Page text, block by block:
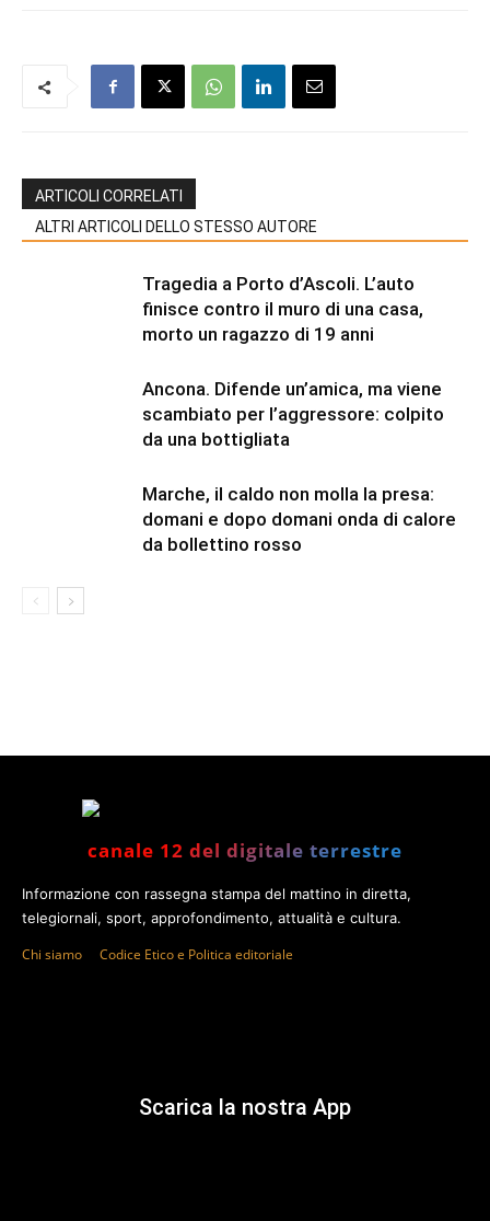
ARTICOLI CORRELATI
ALTRI ARTICOLI DELLO STESSO AUTORE
Tragedia a Porto d’Ascoli. L’auto
finisce contro il muro di una casa,
morto un ragazzo di 19 anni
Ancona. Difende un’amica, ma viene
scambiato per l’aggressore: colpito
da una bottigliata
Marche, il caldo non molla la presa:
domani e dopo domani onda di calore
da bollettino rosso
canale 12 del digitale terrestre
Informazione con rassegna stampa del mattino in diretta,
telegiornali, sport, approfondimento, attualità e cultura.
Chi siamo Codice Etico e Politica editoriale
Scarica la nostra App